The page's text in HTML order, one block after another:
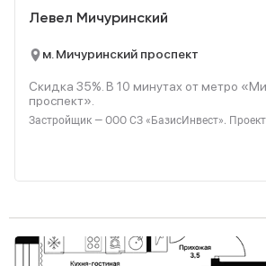
Левел Мичуринский
м. Мичуринский проспект
Скидка 35%. В 10 минутах от метро
проспект».